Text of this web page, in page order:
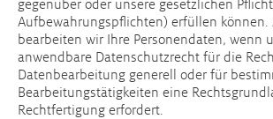
gegenüber oder unsere gesetzlichen
Aufbewahrungspflichten) erfüllen können.
bearbeiten wir Ihre Personendaten, wenn
anwendbare Datenschutzrecht für die
Datenbearbeitung generell oder für
Bearbeitungstätigkeiten eine
Rechtfertigung erfordert.